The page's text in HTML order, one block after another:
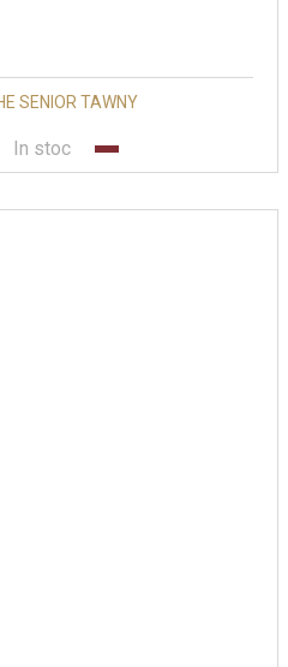
SENIOR TAWNY
In stoc